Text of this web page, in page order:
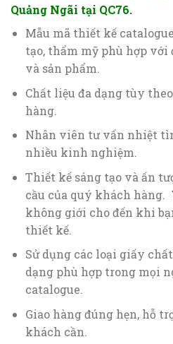
Quảng Ngãi tại QC76.
Mẫu mã thiết kế
tạo, thẩm mỹ phù hợp với
và sản phẩm.
Chất liệu đa dạng tùy
hàng.
Nhân viên tư vấn nhiệt
nhiều kinh nghiệm.
Thiết kế sáng tạo và ấn
cầu của quý khách hàng.
không giới cho đến khi
thiết kế.
Sử dụng các loại giấy
dạng phù hợp trong mọi
catalogue.
Giao hàng đúng hẹn, hỗ
khách cần.